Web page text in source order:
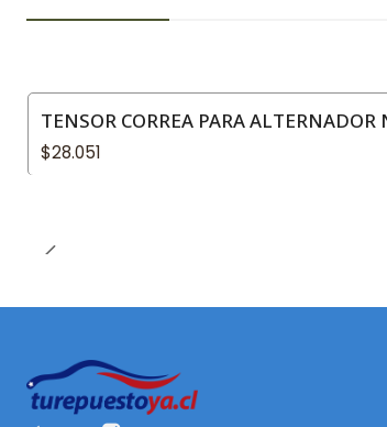
TENSOR CORREA PARA
$28.051